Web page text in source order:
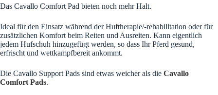
Das Cavallo Comfort Pad bieten noch mehr Halt.
Ideal für den Einsatz während der Huftherapie/-rehabilitation oder für
zusätzlichen Komfort beim Reiten und Ausreiten. Kann eigentlich
jedem Hufschuh hinzugefügt werden, so dass Ihr Pferd gesund,
erfrischt und wettkampfbereit ankommt.
Die Cavallo Support Pads sind etwas weicher als die Cavallo
Comfort Pads.